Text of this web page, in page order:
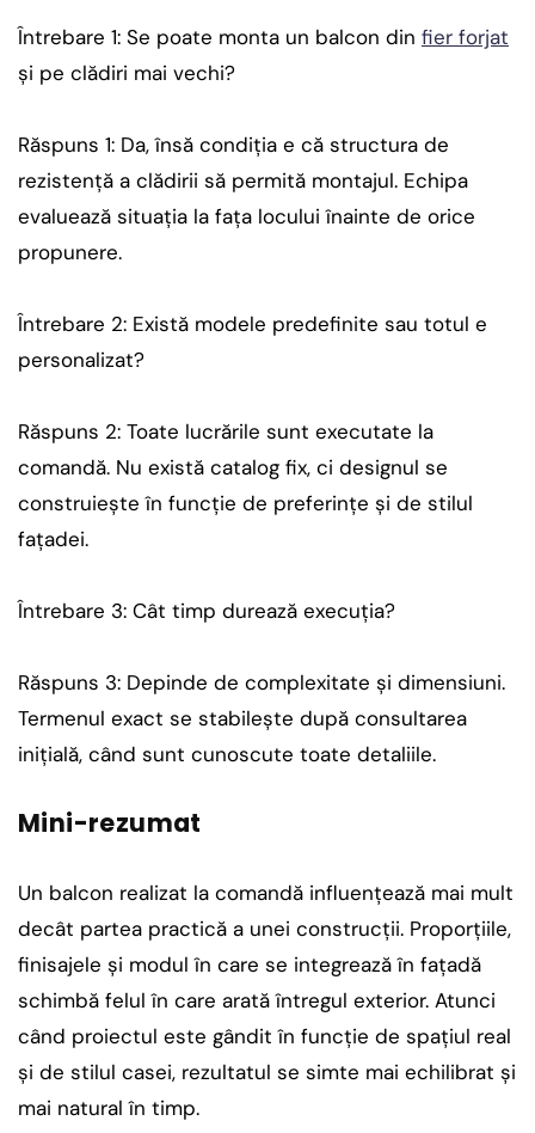
Întrebare 1: Se poate monta un balcon din fier forjat
și pe clădiri mai vechi?
Răspuns 1: Da, însă condiția e că structura de
rezistență a clădirii să permită montajul. Echipa
evaluează situația la fața locului înainte de orice
propunere.
Întrebare 2: Există modele predefinite sau totul e
personalizat?
Răspuns 2: Toate lucrările sunt executate la
comandă. Nu există catalog fix, ci designul se
construiește în funcție de preferințe și de stilul
fațadei.
Întrebare 3: Cât timp durează execuția?
Răspuns 3: Depinde de complexitate și dimensiuni.
Termenul exact se stabilește după consultarea
inițială, când sunt cunoscute toate detaliile.
Mini-rezumat
Un balcon realizat la comandă influențează mai mult
decât partea practică a unei construcții. Proporțiile,
finisajele și modul în care se integrează în fațadă
schimbă felul în care arată întregul exterior. Atunci
când proiectul este gândit în funcție de spațiul real
și de stilul casei, rezultatul se simte mai echilibrat și
mai natural în timp.